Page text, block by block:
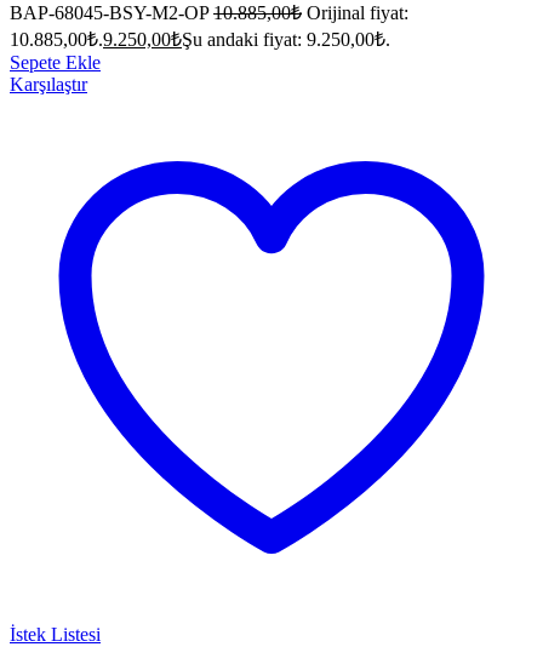
BAP-68045-BSY-M2-OP 10.885,00₺ Orijinal fiyat:
10.885,00₺.9.250,00₺Şu andaki fiyat: 9.250,00₺.
Sepete Ekle
Karşılaştır
İstek Listesi